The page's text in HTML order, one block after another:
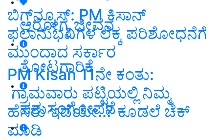
ಆರೋಗ್ಯ ಜೀವನ
ತೋಟಗಾರಿಕೆ
ಪಶುಸಂಗೋಪನೆ
ಬಿಗ್‌ನ್ಯೂಸ್‌: PM ಕಿಸಾನ್‌
ಫಲಾನುಭವಿಗಳ ಲೆಕ್ಕ ಪರಿಶೋಧನೆಗೆ
ಮುಂದಾದ ಸರ್ಕಾರ
PM Kisan 11ನೇ ಕಂತು:
ಗ್ರಾಮವಾರು ಪಟ್ಟಿಯಲ್ಲಿ ನಿಮ್ಮ
ಹೆಸರು ಇದೆಯೇ..? ಕೂಡಲೆ ಚೆಕ್‌
ಮಾಡಿ